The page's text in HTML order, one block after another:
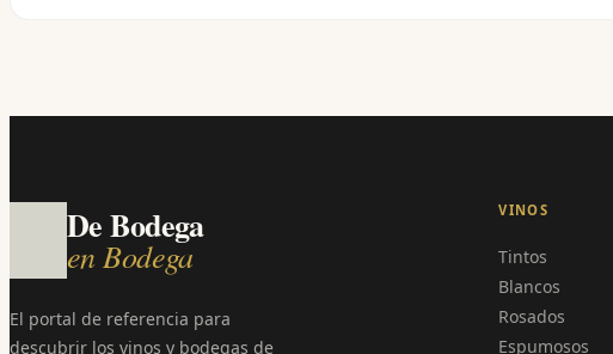
De Bodega
en Bodega
El portal de referencia para
descubrir los vinos y bodegas de
VINOS
Tintos
Blancos
Rosados
Espumosos